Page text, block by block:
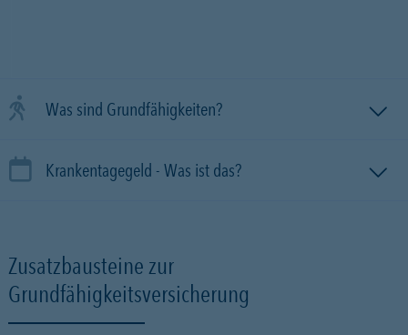
Was sind Grundfähigkeiten?
Krankentagegeld - Was ist das?
Zusatzbausteine zur
Grundfähigkeitsversicherung